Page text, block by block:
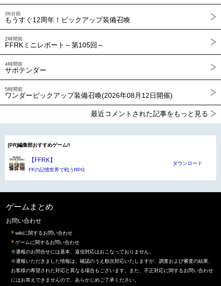
36分前
もうすぐ12周年！ピックアップ装備召喚
2時間前
FFRKミニレポート～第105回～
4時間前
サボテンダー
5時間前
ワンダーピックアップ装備召喚(2026年08月12日開催)
最近コメントされた記事をもっと見る
[PR]編集部おすすめゲーム!!
【FFRK】
FFの記憶世界で戦うRPG
ダウンロード
ゲームまとめ
お問い合わせ
wikiに関するお問い合わせ
ゲームに関するお問い合わせ
※通報のお問合せには基本、返信対応はおこなっておりません。
※通報いただきました情報は、確認のうえ順次対応いたしますが、調査および審査の結果、
お客様の希望された対応と異なる場合もございます。また、不正対応に関するお問い合わせ
にはお答えできませんので、あらかじめご了承ください。